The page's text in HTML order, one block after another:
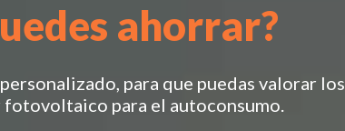
ahorrar?
para que puedas valorar los
para el autoconsumo.